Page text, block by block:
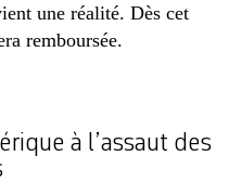
une réalité. Dès cet
remboursée.
à l’assaut des